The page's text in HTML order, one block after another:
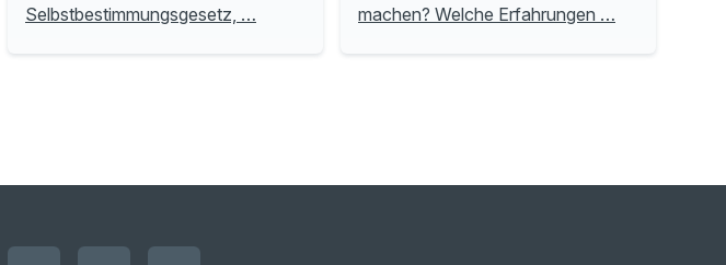
Selbstbestimmungsgesetz, …
machen? Welche Erfahrungen …